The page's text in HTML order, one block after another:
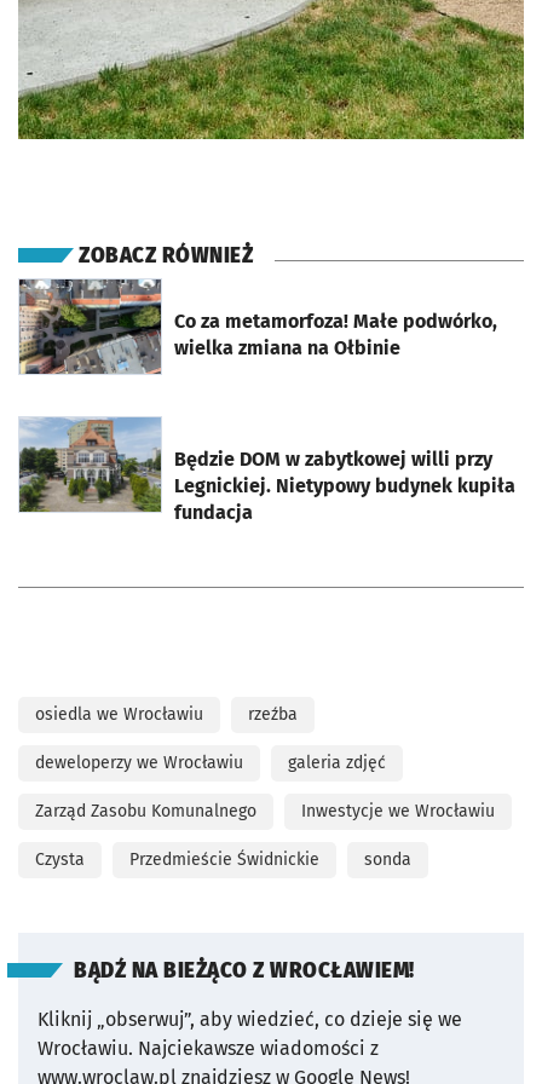
ZOBACZ RÓWNIEŻ
Co za metamorfoza! Małe podwórko,
wielka zmiana na Ołbinie
otworzy się w nowej karcie
Będzie DOM w zabytkowej willi przy
Legnickiej. Nietypowy budynek kupiła
fundacja
otworzy się w nowej karcie
osiedla we Wrocławiu rzeźba
deweloperzy we Wrocławiu galeria zdjęć
Zarząd Zasobu Komunalnego Inwestycje we Wrocławiu
Czysta Przedmieście Świdnickie sonda
BĄDŹ NA BIEŻĄCO Z WROCŁAWIEM!
Kliknij „obserwuj”, aby wiedzieć, co dzieje się we
Wrocławiu. Najciekawsze wiadomości z
www.wroclaw.pl znajdziesz w Google News!